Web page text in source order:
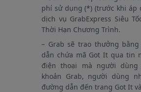
phí sử dụng (*) (trước khi áp
dịch vụ GrabExpress Siêu
Thời Hạn Chương Trình.
– Grab sẽ trao thưởng
dẫn chứa mã Got It qua tin
điện thoại mà người
khoản Grab, người dùng
đường dẫn đến trang Got It